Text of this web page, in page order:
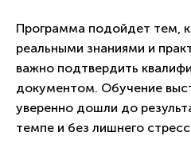
Программа подойдет тем,
реальными знаниями и
важно подтвердить
документом. Обучение
уверенно дошли до
темпе и без лишнего